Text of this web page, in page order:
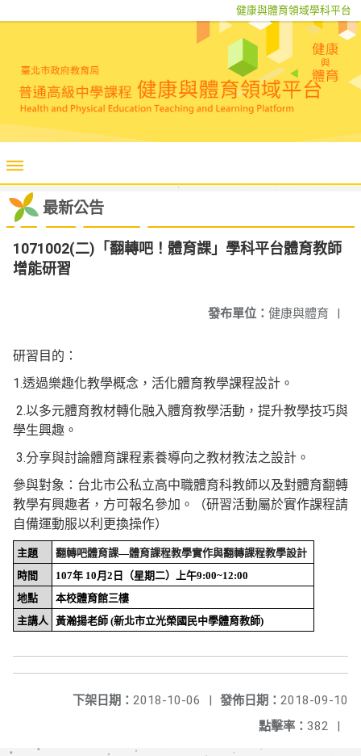
健康與體育領域學科平台
最新公告
1071002(二)「翻轉吧！體育課」學科平台體育教師
增能研習
發布單位： 健康與體育 |
研習目的：
1.透過樂趣化教學概念，活化體育教學課程設計。
2.以多元體育教材轉化融入體育教學活動，提升教學技巧與
學生興趣。
3.分享與討論體育課程素養導向之教材教法之設計。
參與對象：台北市公私立高中職體育科教師以及對體育翻轉
教學有興趣者，方可報名參加。（研習活動屬於實作課程請
自備運動服以利更換操作）
主題 翻轉吧體育課—體育課程教學實作與翻轉課程教學設計
時間
107年 10月 2 日（星期二） 上午9:00~12:00
地點
本校體育館三樓
主講人 黃瀚揚老師 (新北市立光榮國民中學體育教師)
發佈日期： 2018-09-10
下架日期： 2018-10-06
|
點擊率： 382 |